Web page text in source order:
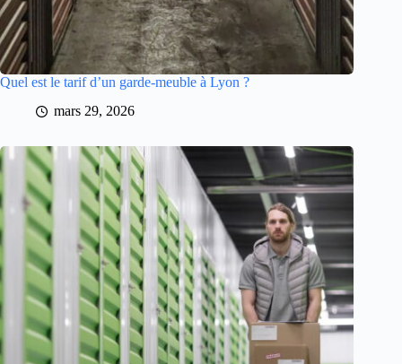
Quel est le tarif d’un garde-meuble à Lyon ?
mars 29, 2026